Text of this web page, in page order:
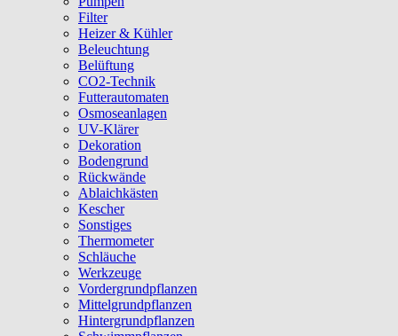
Filter
Heizer & Kühler
Beleuchtung
Belüftung
CO2-Technik
Futterautomaten
Osmoseanlagen
UV-Klärer
Dekoration
Bodengrund
Rückwände
Ablaichkästen
Kescher
Sonstiges
Thermometer
Schläuche
Werkzeuge
Vordergrundpflanzen
Mittelgrundpflanzen
Hintergrundpflanzen